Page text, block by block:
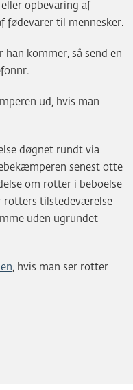
opbevaring af
fødevarer til mennesker.
kommer, så send en
ud, hvis man
døgnet rundt via
senest otte
om rotter i beboelse
rotters tilstedeværelse
uden ugrundet
, hvis man ser rotter